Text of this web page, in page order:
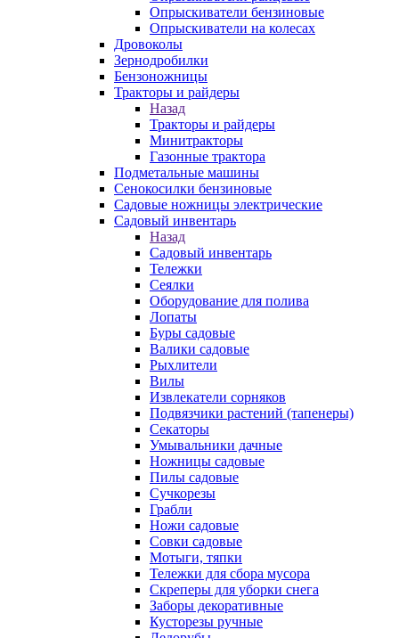
Опрыскиватели бензиновые
Опрыскиватели на колесах
Дровоколы
Зернодробилки
Бензоножницы
Тракторы и райдеры
Назад
Тракторы и райдеры
Минитракторы
Газонные трактора
Подметальные машины
Сенокосилки бензиновые
Садовые ножницы электрические
Садовый инвентарь
Назад
Садовый инвентарь
Тележки
Сеялки
Оборудование для полива
Лопаты
Буры садовые
Валики садовые
Рыхлители
Вилы
Извлекатели сорняков
Подвязчики растений (тапенеры)
Секаторы
Умывальники дачные
Ножницы садовые
Пилы садовые
Сучкорезы
Грабли
Ножи садовые
Совки садовые
Мотыги, тяпки
Тележки для сбора мусора
Скреперы для уборки снега
Заборы декоративные
Кусторезы ручные